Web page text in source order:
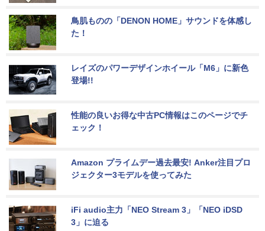
鳥肌ものの「DENON HOME」サウンドを体感し
た！
レイズのパワーデザインホイール「M6」に新色
登場!!
性能の良いお得な中古PC情報はこのページでチ
ェック！
Amazon プライムデー過去最安! Anker注目プロ
ジェクター3モデルを使ってみた
iFi audio主力「NEO Stream 3」「NEO iDSD
3」に迫る